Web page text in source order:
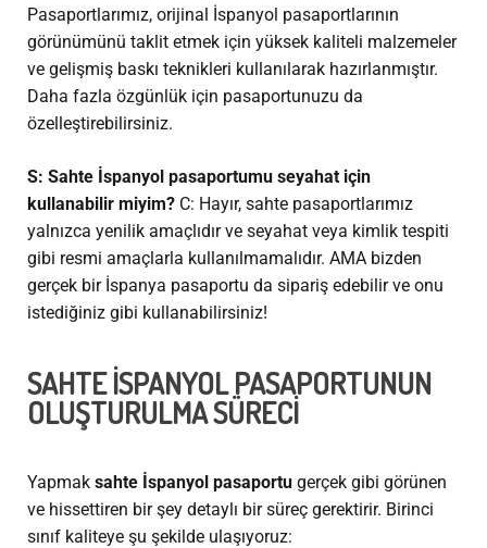
Pasaportlarımız, orijinal İspanyol pasaportlarının
görünümünü taklit etmek için yüksek kaliteli malzemeler
ve gelişmiş baskı teknikleri kullanılarak hazırlanmıştır.
Daha fazla özgünlük için pasaportunuzu da
özelleştirebilirsiniz.
S: Sahte İspanyol pasaportumu seyahat için
kullanabilir miyim? C: Hayır, sahte pasaportlarımız
yalnızca yenilik amaçlıdır ve seyahat veya kimlik tespiti
gibi resmi amaçlarla kullanılmamalıdır. AMA bizden
gerçek bir İspanya pasaportu da sipariş edebilir ve onu
istediğiniz gibi kullanabilirsiniz!
SAHTE İSPANYOL PASAPORTUNUN
OLUŞTURULMA SÜRECI
Yapmak sahte İspanyol pasaportu gerçek gibi görünen
ve hissettiren bir şey detaylı bir süreç gerektirir. Birinci
sınıf kaliteye şu şekilde ulaşıyoruz: